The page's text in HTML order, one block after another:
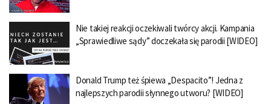
Nie takiej reakcji oczekiwali twórcy akcji. Kampania
„Sprawiedliwe sądy” doczekała się parodii [WIDEO]
Donald Trump też śpiewa „Despacito”! Jedna z
najlepszych parodii słynnego utworu? [WIDEO]